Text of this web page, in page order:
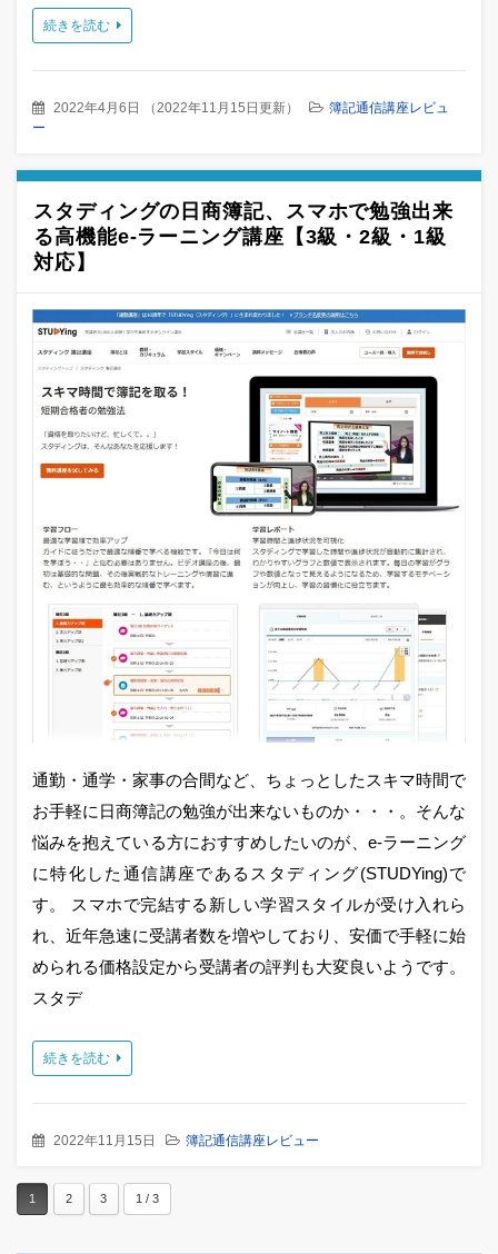
続きを読む
2022年4月6日 （2022年11月15日更新）
簿記通信講座レビュ
ー
スタディングの日商簿記、スマホで勉強出来
る高機能e-ラーニング講座【3級・2級・1級
対応】
通勤・通学・家事の合間など、ちょっとしたスキマ時間で
お手軽に日商簿記の勉強が出来ないものか・・・。そんな
悩みを抱えている方におすすめしたいのが、e-ラーニング
に特化した通信講座であるスタディング(STUDYing)で
す。 スマホで完結する新しい学習スタイルが受け入れら
れ、近年急速に受講者数を増やしており、安価で手軽に始
められる価格設定から受講者の評判も大変良いようです。
スタデ
続きを読む
2022年11月15日 簿記通信講座レビュー
1 2 3 1 / 3